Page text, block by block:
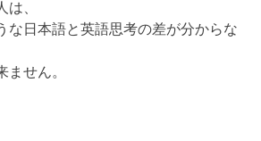
は、
な日本語と英語思考の差が分からな
ません。